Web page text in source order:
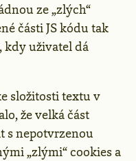
ze „zlých“
části JS kódu tak
kdy uživatel dá
složitosti textu v
že velká část
s nepotvrzenou
„zlými“ cookies a